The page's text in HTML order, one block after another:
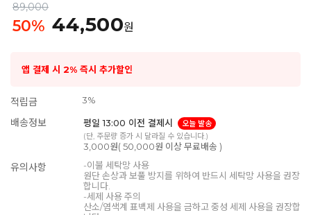
89,000
50% 44,500원
앱 결제 시 2% 즉시 추가할인
적립금 3%
배송정보 평일 13:00 이전 결제시
오늘 발송
(단, 주문량 증가 시 달라질 수 있습니다.)
3,000원( 50,000원 이상 무료배송 )
유의사항
-이불 세탁망 사용
원단 손상과 보풀 방지를 위하여 반드시 세탁망 사용을 권장
합니다.
-세제 사용 주의
산소/염색계 표백제 사용을 금하고 중성 세제 사용을 권장합